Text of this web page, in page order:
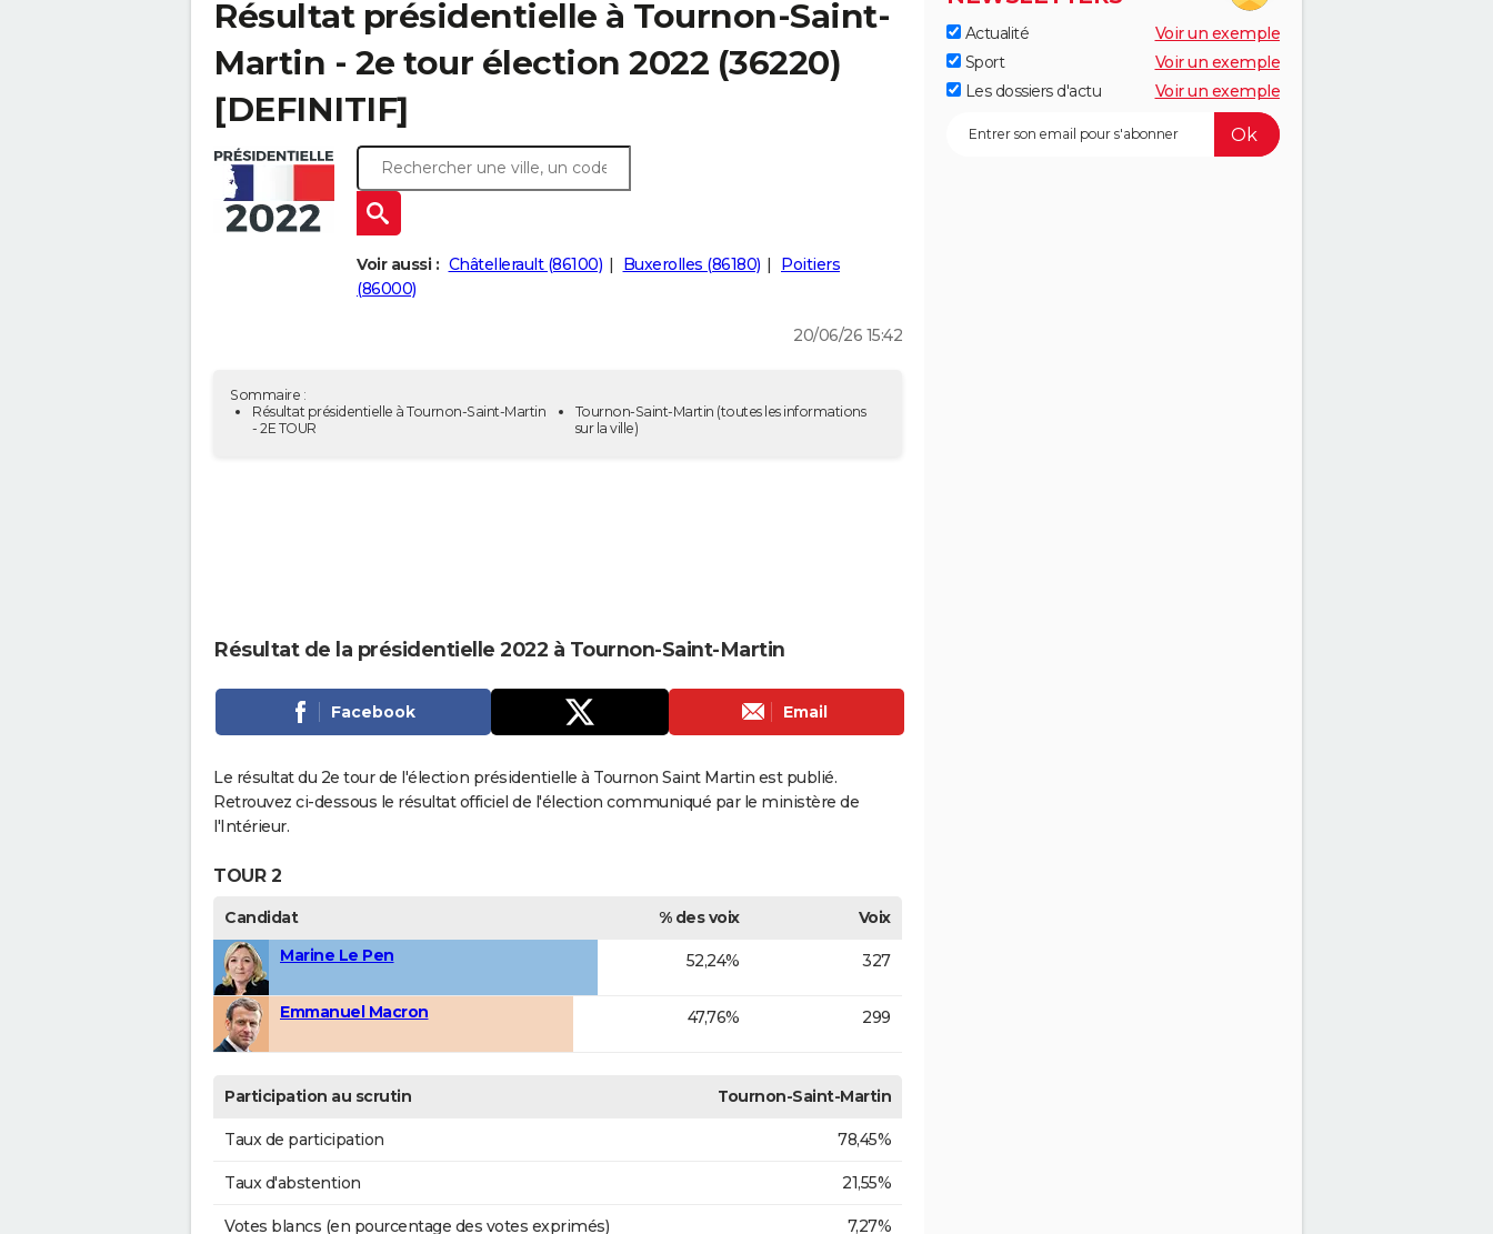
Résultat présidentielle à Tournon-Saint-
Martin - 2e tour élection 2022 (36220)
[DEFINITIF]
Voir aussi : Châtellerault (86100) Buxerolles (86180)
Poitiers
(86000)
20/06/26 15:42
Sommaire :
Résultat présidentielle à Tournon-Saint-Martin
- 2E TOUR
Tournon-Saint-Martin (toutes les informations
sur la ville)
Résultat de la présidentielle 2022 à Tournon-Saint-Martin
Facebook Email
Le résultat du 2e tour de l'élection présidentielle à Tournon Saint Martin est publié.
Retrouvez ci-dessous le résultat officiel de l'élection communiqué par le ministère de
l'Intérieur.
TOUR 2
Candidat % des voix
Voix
Marine Le Pen
52,24% 327
Emmanuel Macron 47,76% 299
Participation au scrutin Tournon-Saint-Martin
Taux de participation 78,45%
Taux d'abstention 21,55%
Votes blancs (en pourcentage des votes exprimés) 7,27%
Actualité
Voir un exemple
Sport
Voir un exemple
Les dossiers d'actu
Voir un exemple